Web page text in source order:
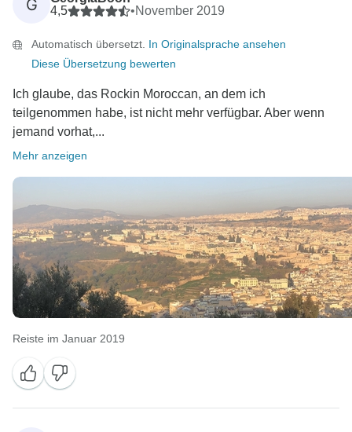
G
4,5
•November 2019
Automatisch übersetzt. In Originalsprache ansehen
Diese Übersetzung bewerten
Ich glaube, das Rockin Moroccan, an dem ich
teilgenommen habe, ist nicht mehr verfügbar. Aber wenn
jemand vorhat,...
Mehr anzeigen
Reiste im Januar 2019